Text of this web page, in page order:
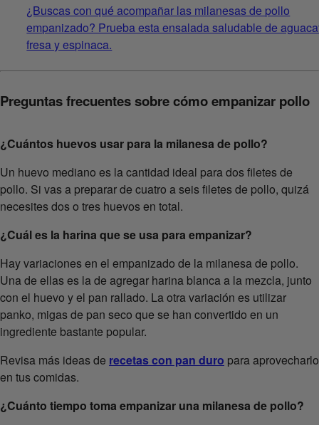
¿Buscas con qué acompañar las milanesas de pollo
empanizado? Prueba esta ensalada saludable de
fresa y espinaca.
Preguntas frecuentes sobre cómo empanizar pollo
¿Cuántos huevos usar para la milanesa de pollo?
Un huevo mediano es la cantidad ideal para dos filetes de
pollo. Si vas a preparar de cuatro a seis filetes de pollo, quizá
necesites dos o tres huevos en total.
¿Cuál es la harina que se usa para empanizar?
Hay variaciones en el empanizado de la milanesa de pollo.
Una de ellas es la de agregar harina blanca a la mezcla, junto
con el huevo y el pan rallado. La otra variación es utilizar
panko, migas de pan seco que se han convertido en un
ingrediente bastante popular.
Revisa más ideas de recetas con pan duro para aprovecharlo
en tus comidas.
¿Cuánto tiempo toma empanizar una milanesa de pollo?